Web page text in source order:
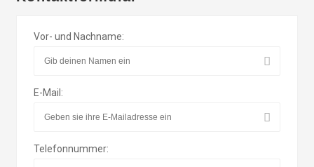
Vor- und Nachname:
E-Mail:
Telefonnummer: